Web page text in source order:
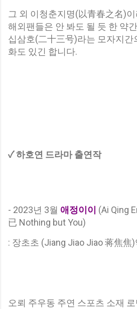
그 외 이청춘지명(以青春之名)
해외팬들은 안 봐도 될 듯 한 약
십삼호(二十三号)라는 모자지간
화도 있긴 합니다.
✓ 하호연 드라마 출연작
- 2023년 3월 애정이이 (Ai Qing
已 Nothing but You)
: 장초초 (Jiang Jiao Jiao 蒋焦焦)
오뢰 주우동 주연 스포츠 소재